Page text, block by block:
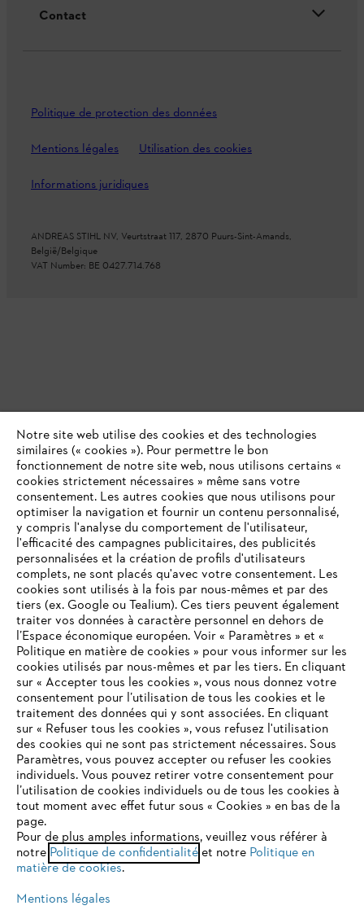
Contact
Politique de protection des données
Mentions légales Utilisation des cookies
Informations juridiques
ANDREAS STIHL NV, Veurtstraat 117, 2870 Puurs-Sint-Amands,
België/Belgique
VAT Number: BE 0427.714.768
VOTRE NAVIGATEUR INTERNET
N'EST PLUS PRIS EN CHARGE
Vous utilisez un navigateur Internet que nous ne prenons plus
en charge, et certaines fonctionnalités de notre site ne
peuvent fonctionner correctement. Pour une utilisation
optimale de notre site, nous vous recommandons de passer à
l'un des navigateurs suivants :
Notre site web utilise des cookies et des technologies
similaires (« cookies »). Pour permettre le bon
fonctionnement de notre site web, nous utilisons certains «
cookies strictement nécessaires » même sans votre
consentement. Les autres cookies que nous utilisons pour
optimiser la navigation et fournir un contenu personnalisé,
y compris l'analyse du comportement de l'utilisateur,
l'efficacité des campagnes publicitaires, des publicités
personnalisées et la création de profils d'utilisateurs
complets, ne sont placés qu'avec votre consentement. Les
cookies sont utilisés à la fois par nous-mêmes et par des
tiers (ex. Google ou Tealium). Ces tiers peuvent également
traiter vos données à caractère personnel en dehors de
l’Espace économique européen. Voir « Paramètres » et «
Politique en matière de cookies » pour vous informer sur les
cookies utilisés par nous-mêmes et par les tiers. En cliquant
sur « Accepter tous les cookies », vous nous donnez votre
consentement pour l’utilisation de tous les cookies et le
traitement des données qui y sont associées. En cliquant
sur « Refuser tous les cookies », vous refusez l'utilisation
des cookies qui ne sont pas strictement nécessaires. Sous
Paramètres, vous pouvez accepter ou refuser les cookies
individuels. Vous pouvez retirer votre consentement pour
l’utilisation de cookies individuels ou de tous les cookies à
tout moment avec effet futur sous « Cookies » en bas de la
page.
Pour de plus amples informations, veuillez vous référer à
notre Politique de confidentialitéet notre Politique en
matière de cookies.
Mentions légales